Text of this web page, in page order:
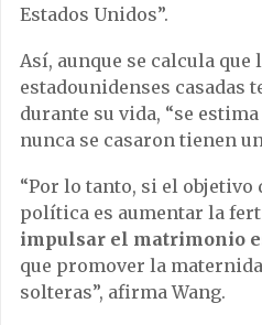
Estados Unidos”.
Así, aunque se calcula que
estadounidenses casadas
durante su vida, “se
nunca se casaron tienen
“Por lo tanto, si el
política es aumentar la
impulsar el matrimonio
que promover la
solteras”, afirma Wang.